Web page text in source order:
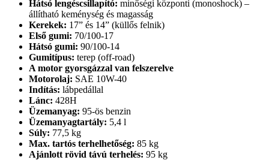
Hátsó lengéscsillapító: minőségi központi (monoshock) –
állítható keménység és magasság
Kerekek: 17” és 14” (küllős felnik)
Első gumi: 70/100-17
Hátsó gumi: 90/100-14
Gumitípus: terep (off-road)
A motor gyorsgázzal van felszerelve
Motorolaj: SAE 10W-40
Indítás: lábpedállal
Lánc: 428H
Üzemanyag: 95-ös benzin
Üzemanyagtartály: 5,4 l
Súly: 77,5 kg
Max. tartós terhelhetőség: 85 kg
Ajánlott rövid távú terhelés: 95 kg